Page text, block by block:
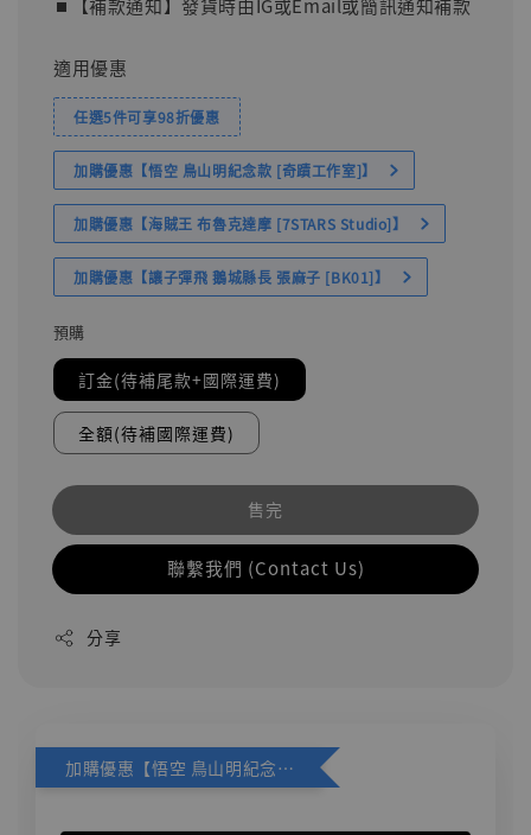
⏹︎【補款通知】發貨時由IG或Email或簡訊通知補款
適用優惠
任選5件可享98折優惠
加購優惠【悟空 鳥山明紀念款 [奇蹟工作室]】
加購優惠【海賊王 布魯克達摩 [7STARS Studio]】
加購優惠【讓子彈飛 鵝城縣長 張麻子 [BK01]】
預購
訂金(待補尾款+國際運費)
全額(待補國際運費)
售完
聯繫我們 (Contact Us)
分享
加購優惠【悟空 鳥山明紀念款 [奇蹟工作室]】